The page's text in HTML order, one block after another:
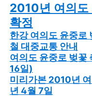
2010년 여의도
확정
한강 여의도 윤중로
철 대중교통 안내
여의도 윤중로 벚꽃
16일)
미리가본 2010년
년 4월 7일